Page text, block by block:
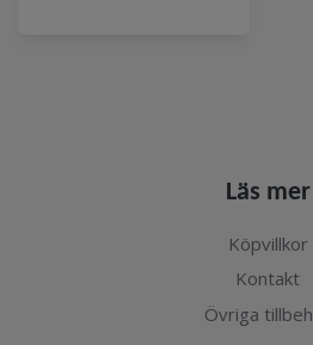
Läs mer
Köpvillkor
Kontakt
Övriga